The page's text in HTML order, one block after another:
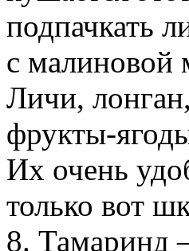
подпачкать
с малиновой
Личи,
фрукты-
Их очень
только вот
8. Тамаринд